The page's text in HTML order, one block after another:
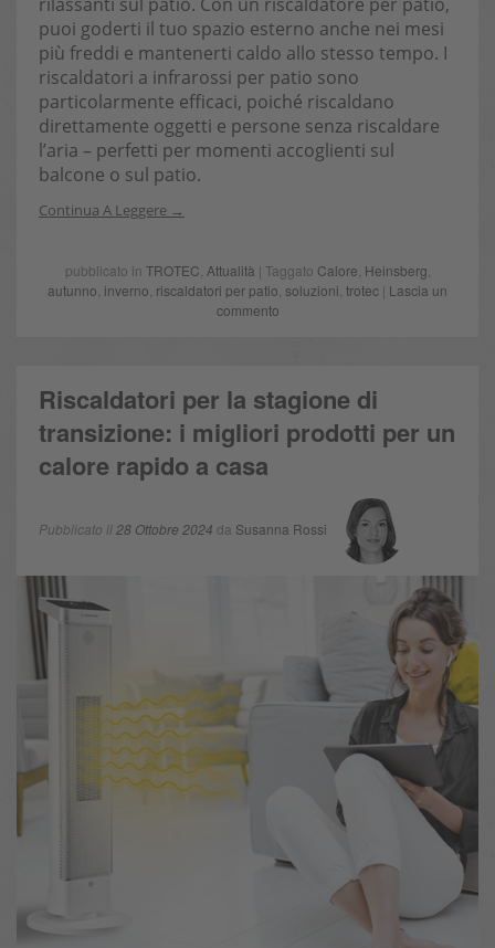
puoi goderti il tuo spazio esterno anche nei mesi
più freddi e mantenerti caldo allo stesso tempo. I
riscaldatori a infrarossi per patio sono
particolarmente efficaci, poiché riscaldano
direttamente oggetti e persone senza riscaldare
l’aria – perfetti per momenti accoglienti sul
balcone o sul patio.
Continua A Leggere
pubblicato in TROTEC Attualità | Taggato Calore Heinsberg
autunno inverno riscaldatori per patio soluzioni trotec | Lascia un
commento
Riscaldatori per la stagione di
transizione: i migliori prodotti per un
calore rapido a casa
Pubblicato il28 Ottobre 2024 da Susanna Rossi